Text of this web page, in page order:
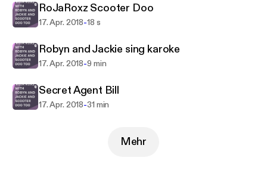
RoJaRoxz Scooter Doo
17. Apr. 2018-18 s
Robyn and Jackie sing karoke
17. Apr. 2018-9 min
Secret Agent Bill
17. Apr. 2018-31 min
Mehr